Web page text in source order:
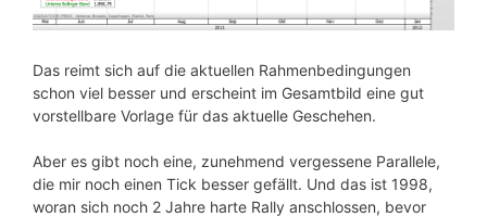
Das reimt sich auf die aktuellen Rahmenbedingungen
schon viel besser und erscheint im Gesamtbild eine gut
vorstellbare Vorlage für das aktuelle Geschehen.
Aber es gibt noch eine, zunehmend vergessene Parallele,
die mir noch einen Tick besser gefällt. Und das ist 1998,
woran sich noch 2 Jahre harte Rally anschlossen, bevor